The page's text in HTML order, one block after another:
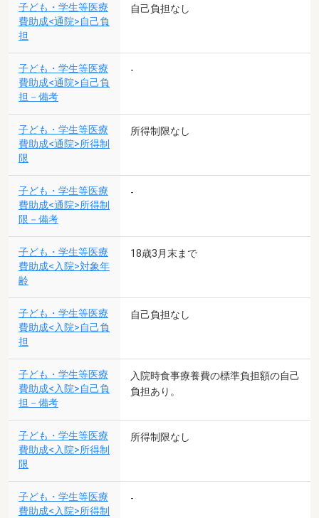
子ども・学生等医療
費助成<通院>自己負
担
自己負担なし
子ども・学生等医療
費助成<通院>自己負
担－備考
-
子ども・学生等医療
費助成<通院>所得制
限
所得制限なし
子ども・学生等医療
費助成<通院>所得制
限－備考
-
子ども・学生等医療
費助成<入院>対象年
齢
18歳3月末まで
子ども・学生等医療
費助成<入院>自己負
担
自己負担なし
子ども・学生等医療
費助成<入院>自己負
担－備考
入院時食事療養費の標準負担額の自己
負担あり。
子ども・学生等医療
費助成<入院>所得制
限
所得制限なし
子ども・学生等医療
費助成<入院>所得制
-